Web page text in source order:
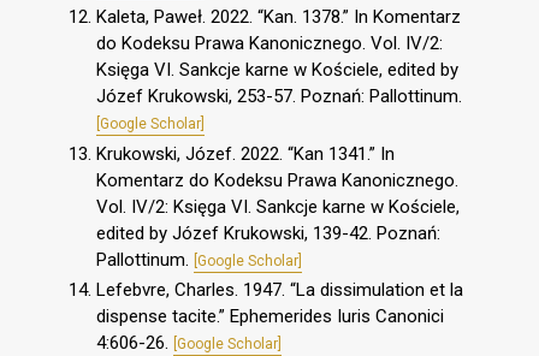
Kaleta, Paweł. 2022. “Kan. 1378.” In Komentarz
do Kodeksu Prawa Kanonicznego. Vol. IV/2:
Księga VI. Sankcje karne w Kościele, edited by
Józef Krukowski, 253-57. Poznań: Pallottinum.
[Google Scholar]
Krukowski, Józef. 2022. “Kan 1341.” In
Komentarz do Kodeksu Prawa Kanonicznego.
Vol. IV/2: Księga VI. Sankcje karne w Kościele,
edited by Józef Krukowski, 139-42. Poznań:
Pallottinum.
[Google Scholar]
Lefebvre, Charles. 1947. “La dissimulation et la
dispense tacite.” Ephemerides Iuris Canonici
4:606-26. [Google Scholar]